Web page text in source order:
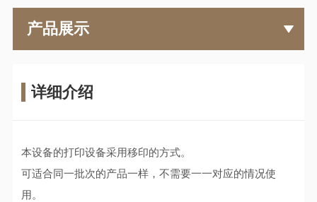
产品展示
详细介绍
本设备的打印设备采用移印的方式。
可适合同一批次的产品一样，不需要一一对应的情况使
用。